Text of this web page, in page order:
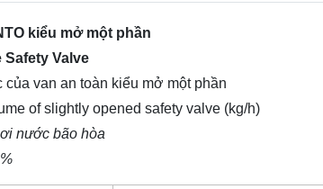
kiểu mở một phần
Safety Valve
van an toàn kiểu mở một phần
of slightly opened safety valve (kg/h)
nước bão hòa